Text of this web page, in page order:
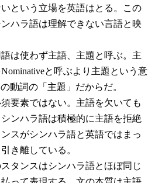
という立場を英語はとる。この
ハラ語は理解できない言語と映
は使わず主語、主題と呼ぶ。主
と呼ぶより主題という意
動詞の「主題」だからだ。
要素ではない。主語を欠いても
ンハラ語は積極的に主語を拒絶
スがシンハラ語と英語ではまっ
き離している。
タンスはシンハラ語とほぼ同じ